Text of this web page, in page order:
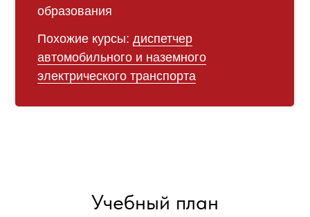
образования
Похожие курсы: диспетчер
автомобильного и наземного
электрического транспорта
Учебный план